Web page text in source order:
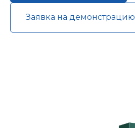
Заявка на демонстрацию